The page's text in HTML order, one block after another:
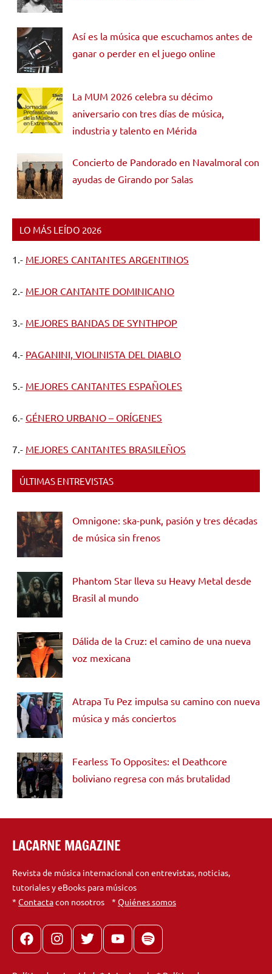
Así es la música que escuchamos antes de
ganar o perder en el juego online
La MUM 2026 celebra su décimo
aniversario con tres días de música,
industria y talento en Mérida
Concierto de Pandorado en Navalmoral con
ayudas de Girando por Salas
LO MÁS LEÍDO 2026
1.- MEJORES CANTANTES ARGENTINOS
2.- MEJOR CANTANTE DOMINICANO
3.- MEJORES BANDAS DE SYNTHPOP
4.- PAGANINI, VIOLINISTA DEL DIABLO
5.- MEJORES CANTANTES ESPAÑOLES
6.- GÉNERO URBANO – ORÍGENES
7.- MEJORES CANTANTES BRASILEÑOS
ÚLTIMAS ENTREVISTAS
Omnigone: ska-punk, pasión y tres décadas
de música sin frenos
Phantom Star lleva su Heavy Metal desde
Brasil al mundo
Dálida de la Cruz: el camino de una nueva
voz mexicana
Atrapa Tu Pez impulsa su camino con nueva
música y más conciertos
Fearless To Opposites: el Deathcore
boliviano regresa con más brutalidad
LACARNE MAGAZINE
Revista de música internacional con entrevistas, noticias,
tutoriales y eBooks para músicos
* Contactacon nosotros * Quiénes somos
FacebookInstagram
X youtubespotify